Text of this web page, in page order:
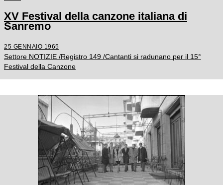
XV Festival della canzone italiana di
Sanremo
25 GENNAIO 1965
Settore NOTIZIE /Registro 149 /Cantanti si radunano per il 15°
Festival della Canzone